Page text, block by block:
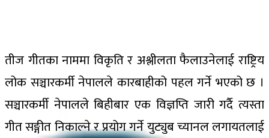
तीज गीतका नाममा विकृति र अश्लीलता फैलाउनेलाई राष्ट्रिय
लोक सञ्चारकर्मी नेपालले कारबाहीको पहल गर्ने भएको छ ।
सञ्चारकर्मी नेपालले बिहीबार एक विज्ञप्ति जारी गर्दै त्यस्ता
गीत सङ्गीत निकाल्ने र प्रयोग गर्ने युट्युब च्यानल लगायतलाई